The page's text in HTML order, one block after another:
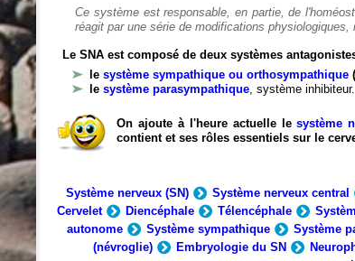
Ce système est responsable, en partie, de
réagit par une série de modifications
Le SNA est composé de deux systèmes
lesystème sympathique ou orthosympathique
lesystème parasympathique, système inhibiteur.
On ajoute à l'heure actuelle lesystème
contient et ses rôles essentiels sur le
Système nerveux (SN) Système nerveux central
Cervelet
Diencéphale Télencéphale
autonome
Système sympathique Système
(névroglie)
Embryologie du SN